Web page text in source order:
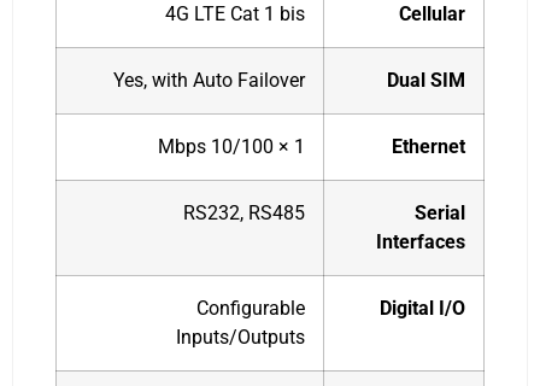
Cellular
4G LTE Cat 1 bis
Dual SIM
Yes, with Auto Failover
Ethernet
1 × 10/100 Mbps
Serial
Interfaces
RS232, RS485
Digital I/O
Configurable
Inputs/Outputs